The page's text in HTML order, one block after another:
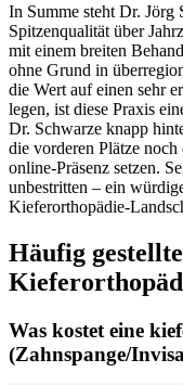
In Summe steht Dr.
Spitzenqualität über
mit einem breiten
ohne Grund in
die Wert auf einen sehr
legen, ist diese Praxis
Dr. Schwarze knapp
die vorderen Plätze
online-Präsenz setzen.
unbestritten – ein
Kieferorthopädie-
Häufig
Was kostet eine
(Zahnspange/